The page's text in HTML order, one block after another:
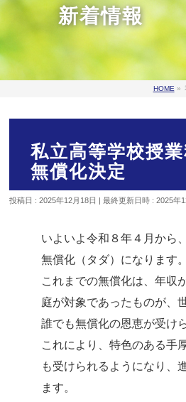
新着情報
HOME »
私立高等学校授
無償化決定
投稿日 : 2025年12月18日 最終更新日時 : 2025年
いよいよ令和８年４月から
無償化（タダ）になります。
これまでの無償化は、年収
庭が対象であったものが、
誰でも無償化の恩恵が受け
これにより、特色のある手
も受けられるようになり、
ます。